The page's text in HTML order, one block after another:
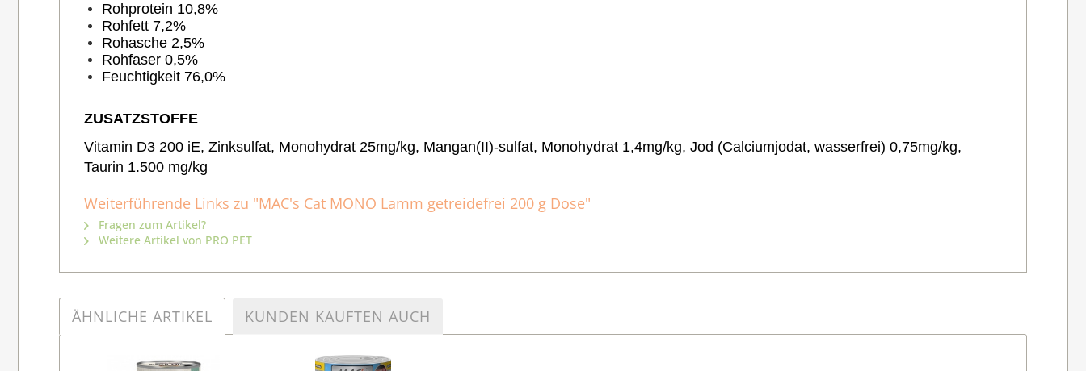
Rohprotein 10,8%
Rohfett 7,2%
Rohasche 2,5%
Rohfaser 0,5%
Feuchtigkeit 76,0%
ZUSATZSTOFFE
Vitamin D3 200 iE, Zinksulfat, Monohydrat 25mg/kg, Mangan(II)-sulfat, Monohydrat 1,4mg/kg, Jod (Calciumjodat, wasserfrei) 0,75mg/kg,
Taurin 1.500 mg/kg
Weiterführende Links zu "MAC's Cat MONO Lamm getreidefrei 200 g Dose"
Fragen zum Artikel?
Weitere Artikel von PRO PET
ÄHNLICHE ARTIKEL KUNDEN KAUFTEN AUCH